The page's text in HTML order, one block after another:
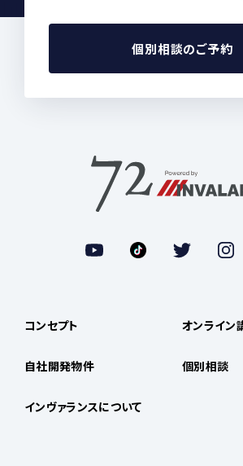
個別相談のご予約
コンセプト
自社開発物件
インヴァランスについて
オンライン
個別相談